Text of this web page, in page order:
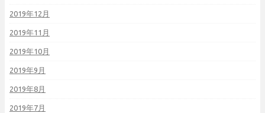
2019年12月
2019年11月
2019年10月
2019年9月
2019年8月
2019年7月